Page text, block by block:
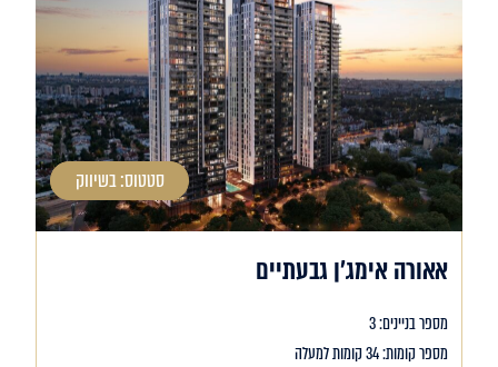
סטטוס: בשיווק
אאורה אימג'ן גבעתיים
מספר בניינים: 3
מספר קומות: 34 קומות למעלה